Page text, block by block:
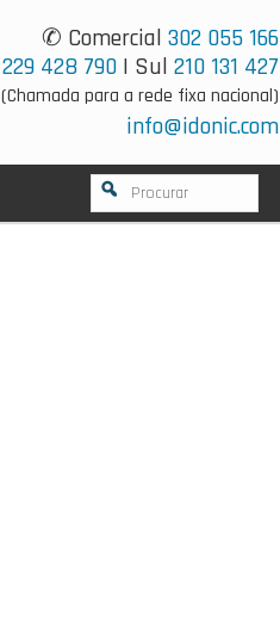
✆ Comercial 302 055 166
229 428 790 | Sul 210 131 427
(Chamada para a rede fixa nacional)
info@idonic.com